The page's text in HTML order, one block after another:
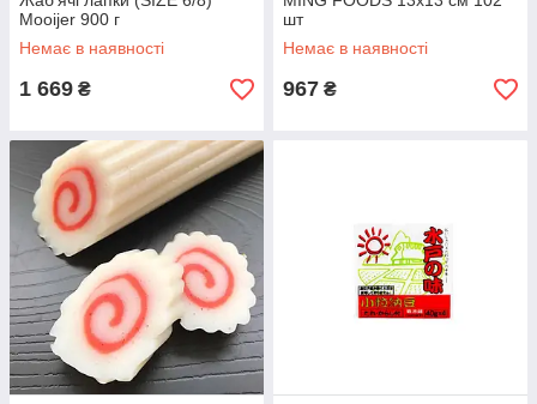
Mooijer 900 г
Немає в наявності
1 669 ₴
шт
Немає в наявності
967 ₴